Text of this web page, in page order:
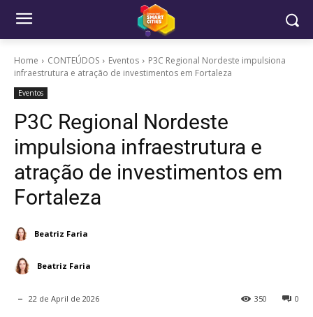
Home CONTEÚDOS Eventos
P3C Regional Nordeste impulsiona
infraestrutura e atração de investimentos em Fortaleza
Eventos
P3C Regional Nordeste
impulsiona infraestrutura e
atração de investimentos em
Fortaleza
Beatriz Faria
Beatriz Faria
22 de April de 2026 0
350